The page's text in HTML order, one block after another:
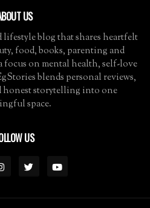
US
lifestyle blog that shares heartfelt
food, books, parenting and
focus on mental health, self-love
blends personal reviews,
honest storytelling into one
space.
US